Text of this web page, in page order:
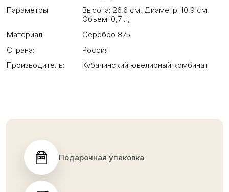
Параметры:
Высота: 26,6 см, Диаметр: 10,9 см,
Объем: 0,7 л,
Материал:
Серебро 875
Страна:
Россия
Производитель:
Кубачинский ювелирный комбинат
Подарочная упаковка